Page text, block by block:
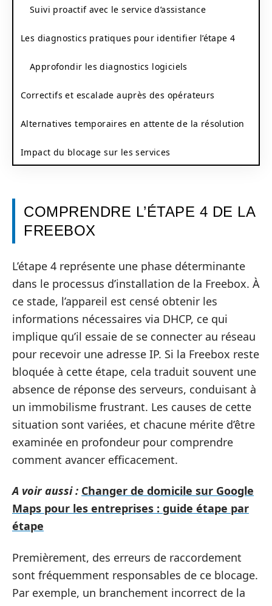
Suivi proactif avec le service d’assistance
Les diagnostics pratiques pour identifier l’étape 4
Approfondir les diagnostics logiciels
Correctifs et escalade auprès des opérateurs
Alternatives temporaires en attente de la résolution
Impact du blocage sur les services
COMPRENDRE L’ÉTAPE 4 DE LA
FREEBOX
L’étape 4 représente une phase déterminante
dans le processus d’installation de la Freebox. À
ce stade, l’appareil est censé obtenir les
informations nécessaires via DHCP, ce qui
implique qu’il essaie de se connecter au réseau
pour recevoir une adresse IP. Si la Freebox reste
bloquée à cette étape, cela traduit souvent une
absence de réponse des serveurs, conduisant à
un immobilisme frustrant. Les causes de cette
situation sont variées, et chacune mérite d’être
examinée en profondeur pour comprendre
comment avancer efficacement.
A voir aussi : Changer de domicile sur Google
Maps pour les entreprises : guide étape par
étape
Premièrement, des erreurs de raccordement
sont fréquemment responsables de ce blocage.
Par exemple, un branchement incorrect de la